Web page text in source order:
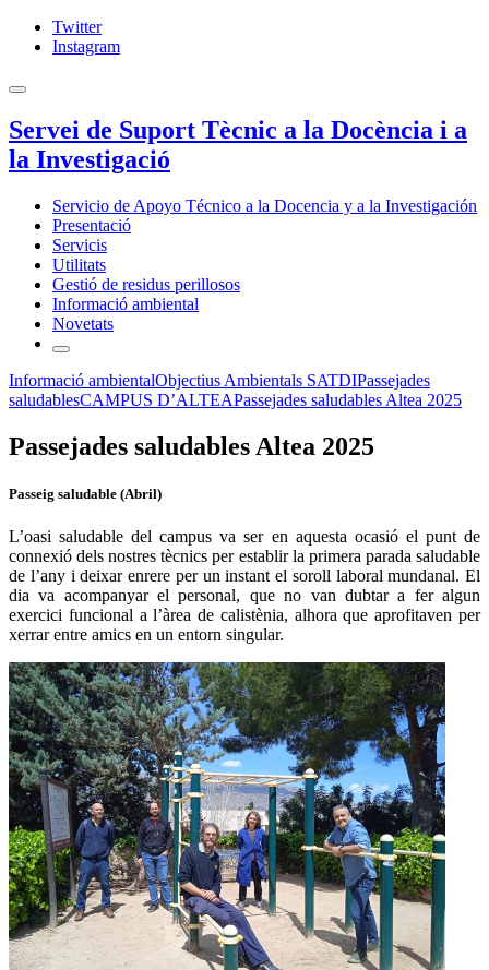
Twitter
Instagram
Servei de Suport Tècnic a la Docència i a
la Investigació
Servicio de Apoyo Técnico a la Docencia y a la Investigación
Presentació
Servicis
Utilitats
Gestió de residus perillosos
Informació ambiental
Novetats
Informació ambientalObjectius Ambientals SATDIPassejades
saludablesCAMPUS D’ALTEAPassejades saludables Altea 2025
Passejades saludables Altea 2025
Passeig saludable (Abril)
L’oasi saludable del campus va ser en aquesta ocasió el punt de
connexió dels nostres tècnics per establir la primera parada saludable
de l’any i deixar enrere per un instant el soroll laboral mundanal. El
dia va acompanyar el personal, que no van dubtar a fer algun
exercici funcional a l’àrea de calistènia, alhora que aprofitaven per
xerrar entre amics en un entorn singular.